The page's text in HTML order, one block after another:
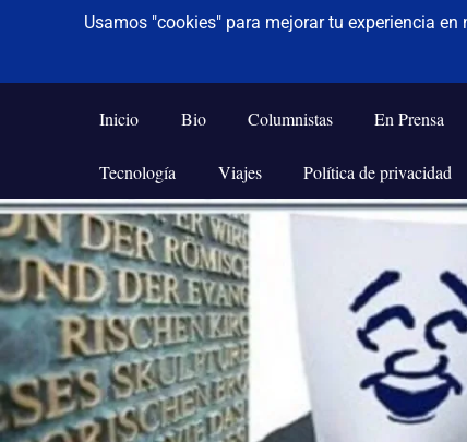
Saltar
al
contenido
De todo un poco
Frases,
Humor,
Tecnología
y
Viajes
Inicio Bio Columnistas En Prensa
Tecnología Viajes Política de privacidad